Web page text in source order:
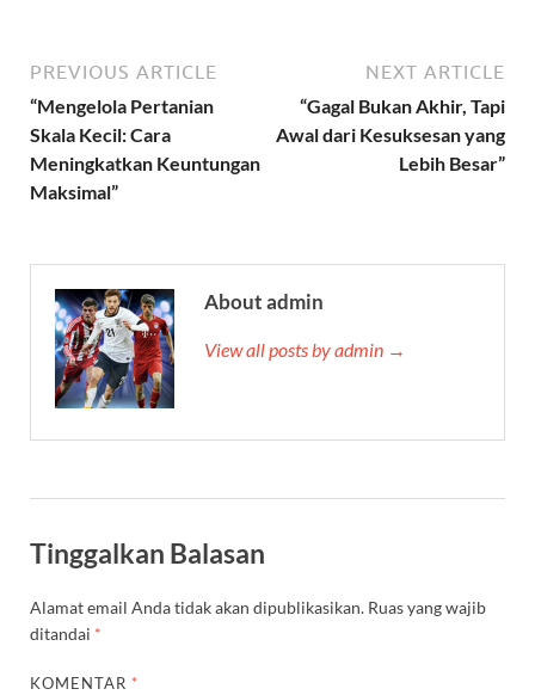
PREVIOUS ARTICLE
“Mengelola Pertanian
Skala Kecil: Cara
Meningkatkan Keuntungan
Maksimal”
NEXT ARTICLE
“Gagal Bukan Akhir, Tapi
Awal dari Kesuksesan yang
Lebih Besar”
About admin
View all posts by admin →
Tinggalkan Balasan
Alamat email Anda tidak akan dipublikasikan. Ruas yang wajib
ditandai *
KOMENTAR *